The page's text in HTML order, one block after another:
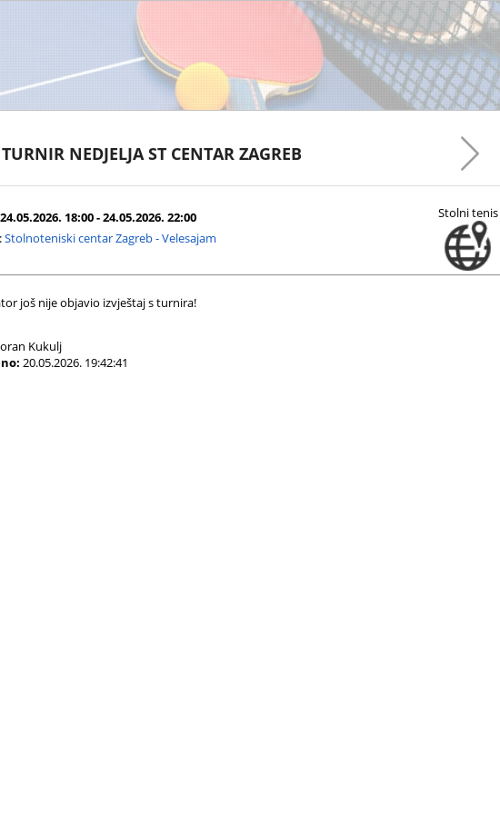
TURNIR NEDJELJA ST CENTAR ZAGREB
18:00 - 24.05.2026. 22:00
Stolnoteniski centar Zagreb - Velesajam
Stolni tenis
još nije objavio izvještaj s turnira!
Kukulj
20.05.2026. 19:42:41